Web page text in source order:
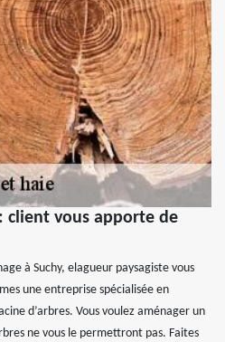
client vous apporte de
à Suchy, elagueur paysagiste vous
une entreprise spécialisée en
d’arbres. Vous voulez aménager un
ne vous le permettront pas. Faites